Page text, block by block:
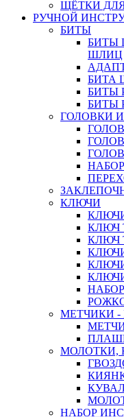
ЩЁТКИ ДЛЯ
РУЧНОЙ
БИТЫ
БИТЫ
ШЛИЦ
БИТА
БИТЫ
БИТЫ
ГОЛОВКИ
КЛЮЧИ
КЛЮЧ
КЛЮЧ
МЕТЧИКИ
МОЛОТКИ,
НАБОР